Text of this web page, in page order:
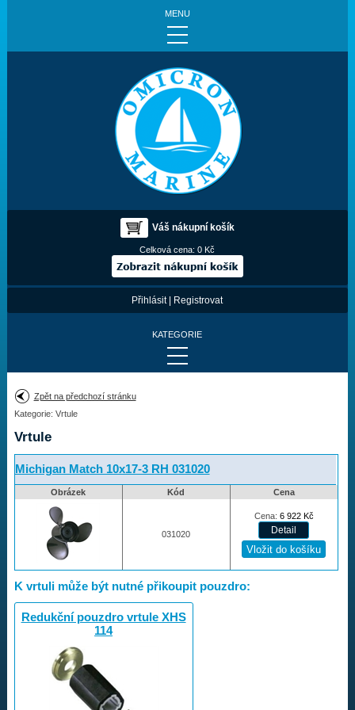
MENU
Váš nákupní košík
Celková cena:0 Kč
Přihlásit| Registrovat
KATEGORIE
Provedení:
Výrobce:
Drážky na hřídeli:
Najít vrtuli
Apollo
Michigan Match
Zpět na předchozí stránku
Kategorie: Vrtule
Vrtule
Michigan Match 10x17-3 RH 031020
Obrázek Kód Cena
031020
Cena: 6 922 Kč
K vrtuli může být nutné přikoupit pouzdro:
Redukční pouzdro vrtule XHS
114